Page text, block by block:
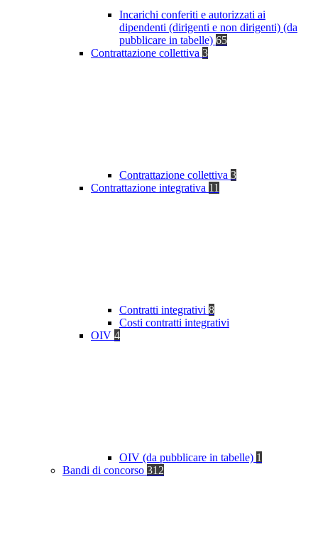
Incarichi conferiti e autorizzati ai
dipendenti (dirigenti e non dirigenti) (da
pubblicare in tabelle) 65
Contrattazione collettiva 3
Contrattazione collettiva 3
Contrattazione integrativa 11
Contratti integrativi 8
Costi contratti integrativi
OIV 4
OIV (da pubblicare in tabelle) 1
Bandi di concorso 312